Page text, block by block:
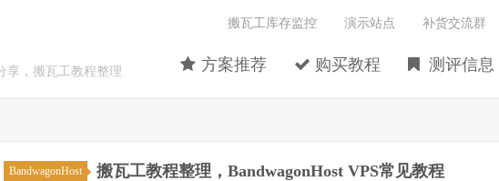
享，搬瓦工教程整理
方案推荐 购买教程 测评信息
搬瓦工库存监控 演示站点 补货交流群
BandwagonHost 搬瓦工教程整理，BandwagonHost VPS常见教程